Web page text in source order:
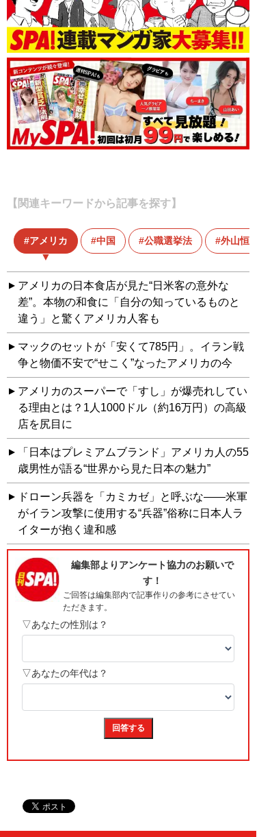
【関連キーワードから記事を探す】
アメリカ 中国 公職選挙法 外山恒一
アメリカの日本食店が見た“日米客の意外な
差”。本物の和食に「自分の知っているものと
違う」と驚くアメリカ人客も
マックのセットが「安くて785円」。イラン戦
争と物価不安で“せこく”なったアメリカの今
アメリカのスーパーで「すし」が爆売れしてい
る理由とは？1人1000ドル（約16万円）の高級
店を尻目に
「日本はプレミアムブランド」アメリカ人の55
歳男性が語る“世界から見た日本の魅力”
ドローン兵器を「カミカゼ」と呼ぶな——米軍
がイラン攻撃に使用する“兵器”俗称に日本人ラ
イターが抱く違和感